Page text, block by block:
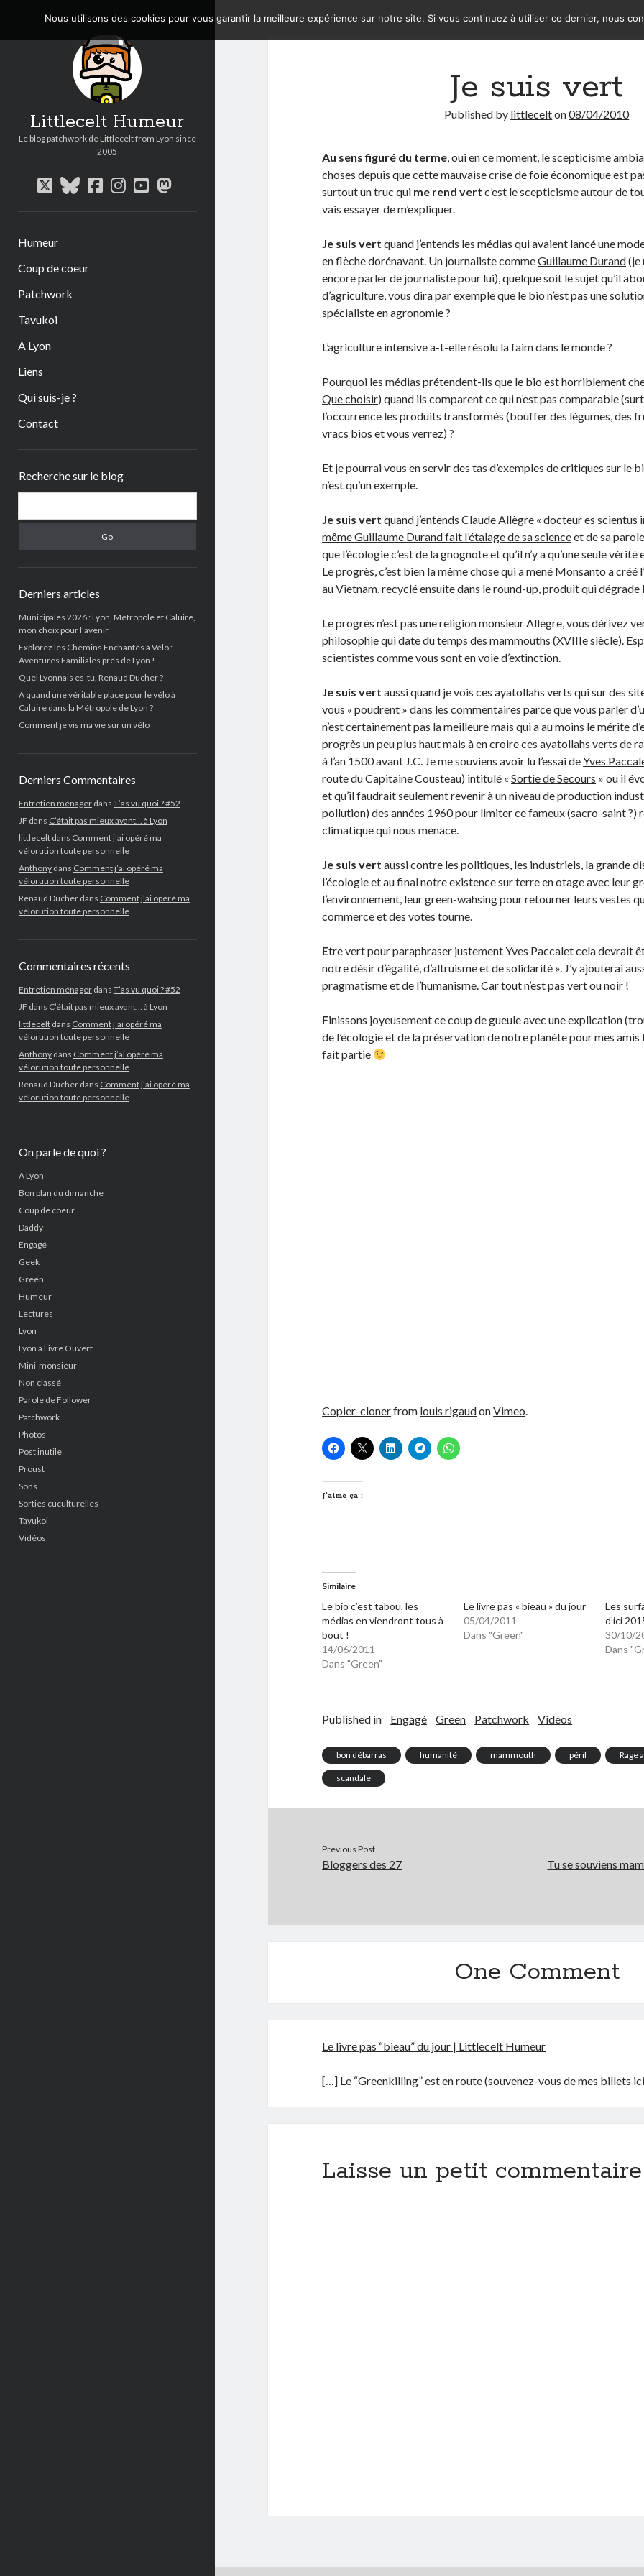
Littlecelt Humeur
Le blog patchwork de Littlecelt from Lyon since
2005
twitterbluesky
facebook
instagram
youtube
mastodon
Humeur
Coup de coeur
Patchwork
Tavukoi
A Lyon
Liens
Qui suis-je ?
Contact
Recherche sur le blog
Derniers articles
Municipales 2026 : Lyon, Métropole et Caluire,
mon choix pour l’avenir
Explorez les Chemins Enchantés à Vélo :
Aventures Familiales près de Lyon !
Quel Lyonnais es-tu, Renaud Ducher ?
A quand une véritable place pour le vélo à
Caluire dans la Métropole de Lyon ?
Comment je vis ma vie sur un vélo
Derniers Commentaires
Entretien ménagerdans T’as vu quoi ? #52
JF dans C’était pas mieux avant… à Lyon
littleceltdans Comment j’ai opéré ma
vélorution toute personnelle
Anthonydans Comment j’ai opéré ma
vélorution toute personnelle
Renaud Ducherdans Comment j’ai opéré ma
vélorution toute personnelle
Commentaires récents
Entretien ménagerdans T’as vu quoi ? #52
JF dans C’était pas mieux avant… à Lyon
littleceltdans Comment j’ai opéré ma
vélorution toute personnelle
Anthonydans Comment j’ai opéré ma
vélorution toute personnelle
Renaud Ducherdans Comment j’ai opéré ma
vélorution toute personnelle
On parle de quoi ?
A Lyon
Bon plan du dimanche
Coup de coeur
Daddy
Engagé
Geek
Green
Humeur
Lectures
Lyon
Lyon à Livre Ouvert
Mini-monsieur
Non classé
Parole de Follower
Patchwork
Photos
Post inutile
Proust
Sons
Sorties cuculturelles
Tavukoi
Vidéos
Je suis vert
Published by littlecelton08/04/2010
Au sens figuré du terme, oui en ce moment, le scepticisme
choses depuis que cette mauvaise crise de foie économique est
surtout un truc qui me rend vert c’est le scepticisme autour de
vais essayer de m’expliquer.
Je suis vert quand j’entends les médias qui avaient lancé une
en flèche dorénavant. Un journaliste commeGuillaume Durand(je
encore parler de journaliste pour lui), quelque soit le sujet qu’il
d’agriculture, vous dira par exemple que le bio n’est pas une
spécialiste en agronomie ?
L’agriculture intensive a-t-elle résolu la faim dans le monde ?
Pourquoi les médias prétendent-ils que le bio est horriblement
Que choisir) quand ils comparent ce qui n’est pas comparable
l’occurrence les produits transformés (bouffer des légumes, des
vracs bios et vous verrez) ?
Et je pourrai vous en servir des tas d’exemples de critiques sur le
n’est qu’un exemple.
Je suis vert quand j’entendsClaude Allègre « docteur es scientus
même Guillaume Durand fait l’étalage de sa scienceet de sa
que l’écologie c’est de la gnognote et qu’il n’y a qu’une seule
Le progrès, c’est bien la même chose qui a mené Monsanto a créé
au Vietnam, recyclé ensuite dans le round-up, produit qui dégrade
Le progrès n’est pas une religion monsieur Allègre, vous dérivez
philosophie qui date du temps des mammouths (XVIIIe siècle).
scientistes comme vous sont en voie d’extinction.
Je suis vert aussi quand je vois ces ayatollahs verts qui sur des
vous « poudrent » dans les commentaires parce que vous parler
n’est certainement pas la meilleure mais qui a au moins le mérite
progrès un peu plus haut mais à en croire ces ayatollahs verts de
à l’an 1500 avant J.C. Je me souviens avoir lu l’essai deYves
route du Capitaine Cousteau) intitulé «Sortie de Secours » ou il
et qu’il faudrait seulement revenir à un niveau de production
pollution) des années 1960 pour limiter ce fameux (sacro-saint ?)
climatique qui nous menace.
Je suis vert aussi contre les politiques, les industriels, la grande
l’écologie et au final notre existence sur terre en otage avec leur
l’environnement, leur green-wahsing pour retourner leurs vestes
commerce et des votes tourne.
Etre vert pour paraphraser justement Yves Paccalet cela devrait
notre désir d’égalité, d’altruisme et de solidarité ». J’y ajouterai
pragmatisme et de l’humanisme. Car tout n’est pas vert ou noir !
Finissons joyeusement ce coup de gueule avec une explication
de l’écologie et de la préservation de notre planète pour mes amis
fait partie
Copier-clonerfrom louis rigaudonVimeo.
J’aime ça :
Similaire
Le bio c’est tabou, les
médias en viendront tous à
bout !
14/06/2011
Dans "Green"
Le livre pas « bieau » du jour
05/04/2011
Dans "Green"
Les
d’ici
30/10/
Dans
Published in Engagé Green Patchwork Vidéos
bon débarras humanité mammouth péril Rage
scandale
Previous Post
Bloggers des 27
Tu se souviens
One Comment
Le livre pas “bieau” du jour | Littlecelt Humeur
[…] Le “Greenkilling” est en route (souvenez-vous de mes billets
Laisse un petit commentaire
Nous utilisons des cookies pour vous garantir la meilleure expérience sur notre site. Si vous continuez à utiliser ce dernier, nous